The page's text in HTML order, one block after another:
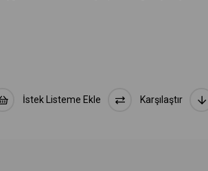
Elektrikli makineler için güç : 1200W, maksimum
Bu standartların dışında makinelerde ile yapılan
İstek Listeme Ekle Karşılaştır